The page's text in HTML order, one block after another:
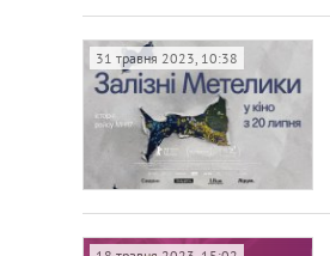
31 травня 2023, 10:38